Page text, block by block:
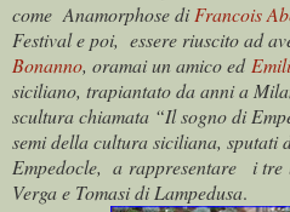
come Anamorphose diFrancois
Festival e poi, essere riuscito ad
Bonanno, oramai un amico ed
siciliano, trapiantato da anni a
scultura chiamata “Il sogno di
semi della cultura siciliana, sputati
Empedocle, a rappresentare i tre
Verga e Tomasi di Lampedusa.